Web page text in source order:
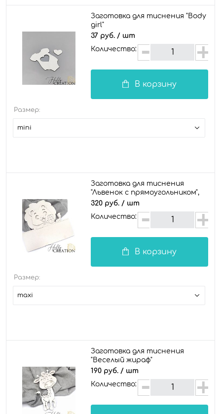
Заготовка для тиснения "Body
girl"
37 руб. / шт
Количество:
В корзину
Размер:
mini
Заготовка для тиснения
"Львенок с прямоугольником",
maxi
320 руб. / шт
Количество:
В корзину
Размер:
maxi
Заготовка для тиснения
"Веселый жираф"
190 руб. / шт
Количество: